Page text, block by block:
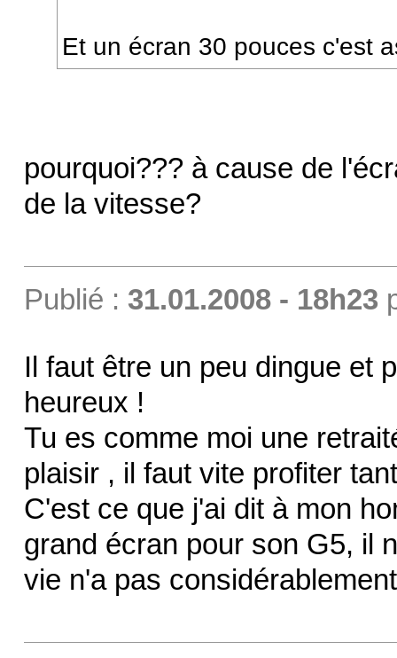
Et un écran 30 pouces c'est
pourquoi??? à cause de
de la vitesse?
Publié : 31.01.2008 - 18h23
Il faut être un peu dingue et
heureux !
Tu es comme moi une
plaisir , il faut vite profiter
C'est ce que j'ai dit à mon
grand écran pour son G5, il
vie n'a pas